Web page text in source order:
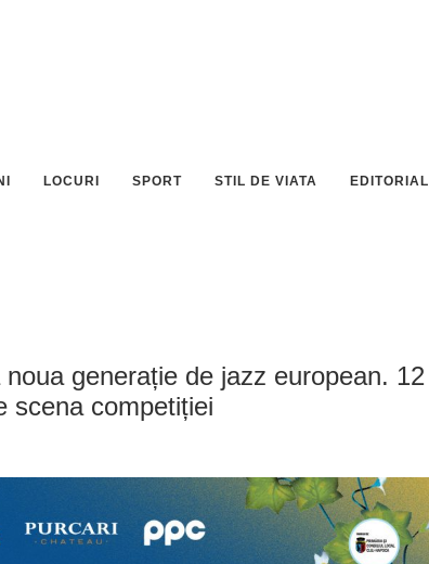
LOCURI SPORT STIL DE VIATA EDITORIAL
generație de jazz european. 12
scena competiției